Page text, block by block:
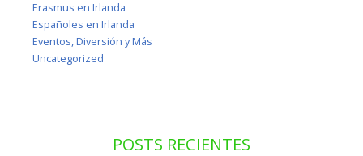
Erasmus en Irlanda
Españoles en Irlanda
Eventos, Diversión y Más
Uncategorized
POSTS RECIENTES